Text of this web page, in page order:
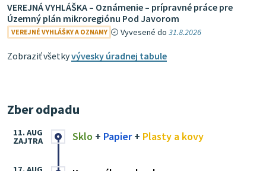
VEREJNÁ VYHLÁŠKA – Oznámenie – prípravné práce pre
Územný plán mikroregiónu Pod Javorom
VEREJNÉ VYHLÁŠKY A OZNAMY Vyvesené do31.8.2026
Zobraziť všetkyvývesky úradnej tabule
Zber odpadu
Sklo + Papier+ Plasty a kovy
11. AUG
ZAJTRA